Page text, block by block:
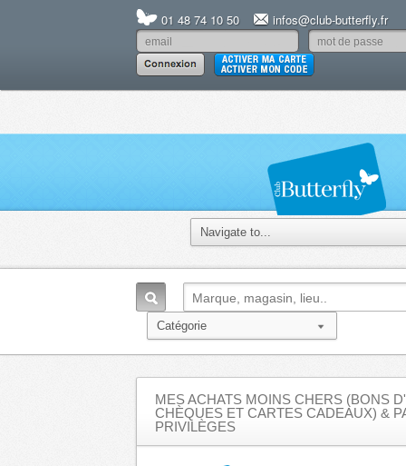
01 48 74 10 50 infos@club-butterfly.fr
MES ACHATS MOINS CHERS (BONS
CHÈQUES ET CARTES CADEAUX) &
PRIVILÈGES